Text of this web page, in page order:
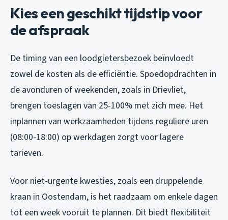
Kies een geschikt tijdstip voor
de afspraak
De timing van een loodgietersbezoek beïnvloedt
zowel de kosten als de efficiëntie. Spoedopdrachten in
de avonduren of weekenden, zoals in Drievliet,
brengen toeslagen van 25-100% met zich mee. Het
inplannen van werkzaamheden tijdens reguliere uren
(08:00-18:00) op werkdagen zorgt voor lagere
tarieven.
Voor niet-urgente kwesties, zoals een druppelende
kraan in Oostendam, is het raadzaam om enkele dagen
tot een week vooruit te plannen. Dit biedt flexibiliteit